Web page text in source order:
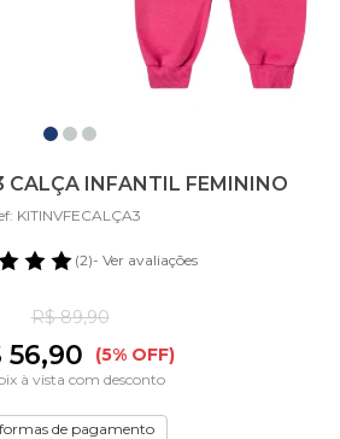
CALÇA INFANTIL FEMININO
KITINVFECALÇA3
(2)- Ver avaliações
R$ 89,90
56,90 (5% OFF)
à vista com desconto
de pagamento